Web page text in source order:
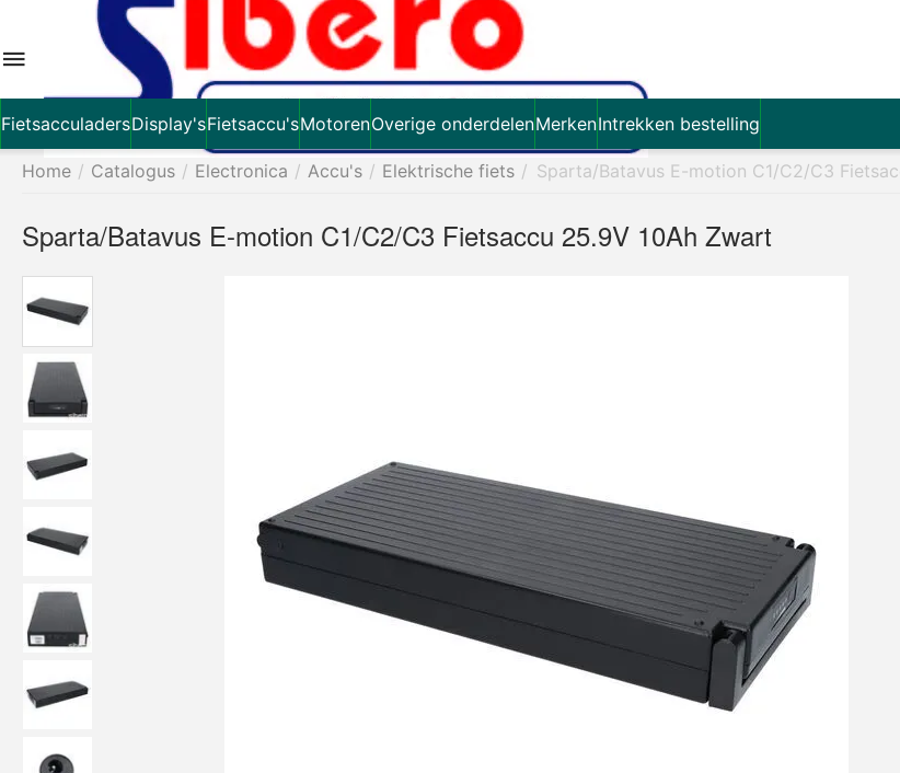
FietsacculadersDisplay'sFietsaccu'sMotorenOverige onderdelenMerkenIntrekken bestelling
Home / Catalogus / Electronica / Accu's / Elektrische fiets / Sparta/Batavus E-motion C1/C2/C3
Sparta/Batavus E-motion C1/C2/C3 Fietsaccu 25.9V 10Ah Zwart